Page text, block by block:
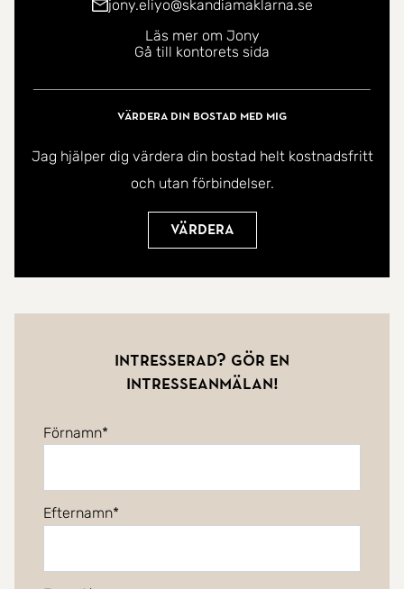
jony.eliyo@skandiamaklarna.se
Läs mer om Jony
Gå till kontorets sida
Värdera din bostad med mig
Jag hjälper dig värdera din bostad helt kostnadsfritt
och utan förbindelser.
Värdera
Intresserad? Gör en
intresseanmälan!
Förnamn
Efternamn